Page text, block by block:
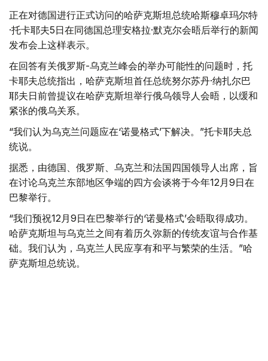
正在对德国进行正式访问的哈萨克斯坦总统哈斯穆卓玛尔特
·托卡耶夫5日在同德国总理安格拉·默克尔会晤后举行的新闻
发布会上这样表示。
在回答有关俄罗斯-乌克兰峰会的举办可能性的问题时，托
卡耶夫总统指出，哈萨克斯坦首任总统努尔苏丹·纳扎尔巴
耶夫日前曾提议在哈萨克斯坦举行俄乌领导人会晤，以缓和
紧张的俄乌关系。
“我们认为乌克兰问题应在‘诺曼格式’下解决。”托卡耶夫总
统说。
据悉，由德国、俄罗斯、乌克兰和法国四国领导人出席，旨
在讨论乌克兰东部地区争端的四方会谈将于今年12月9日在
巴黎举行。
“我们预祝12月9日在巴黎举行的‘诺曼格式’会晤取得成功。
哈萨克斯坦与乌克兰之间有着历久弥新的传统友谊与合作基
础。我们认为，乌克兰人民应享有和平与繁荣的生活。”哈
萨克斯坦总统说。